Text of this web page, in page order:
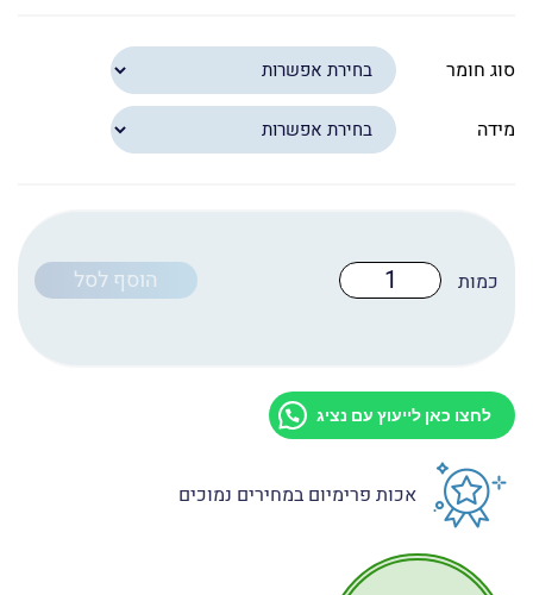
סוג חומר
מידה
כמות
של הוסף לסל
לחצו כאן לייעוץ עם נציג
אכות פרימיום במחירים נמוכים